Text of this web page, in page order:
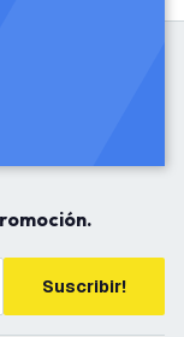
Suscribir!